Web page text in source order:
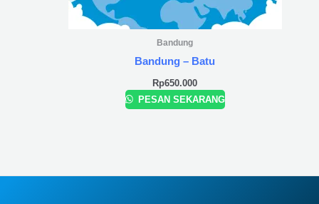
Bandung
Bandung – Batu
Rp650.000
PESAN SEKARANG